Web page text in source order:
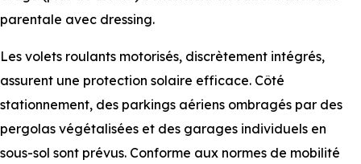
parentale avec dressing.
Les volets roulants motorisés, discrètement intégrés,
assurent une protection solaire efficace. Côté
stationnement, des parkings aériens ombragés par des
pergolas végétalisées et des garages individuels en
sous-sol sont prévus. Conforme aux normes de mobilité